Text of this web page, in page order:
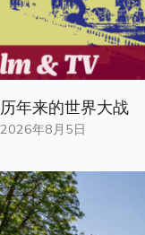
历年来的世界大战
2026年8月5日